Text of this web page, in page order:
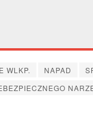
WLKP. NAPAD